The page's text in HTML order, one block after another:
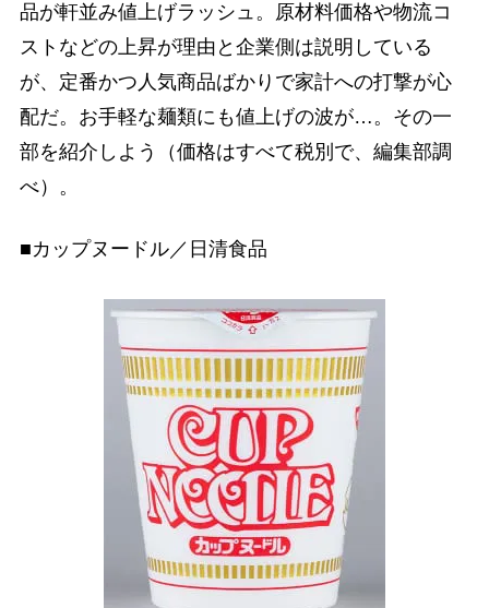
品が軒並み値上げラッシュ。原材料価格や物流コ
ストなどの上昇が理由と企業側は説明している
が、定番かつ人気商品ばかりで家計への打撃が心
配だ。お手軽な麺類にも値上げの波が…。その一
部を紹介しよう（価格はすべて税別で、編集部調
べ）。
■カップヌードル／日清食品